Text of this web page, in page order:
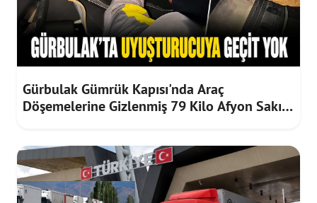
Gürbulak Gümrük Kapısı'nda Araç
Döşemelerine Gizlenmiş 79 Kilo Afyon Sakızı